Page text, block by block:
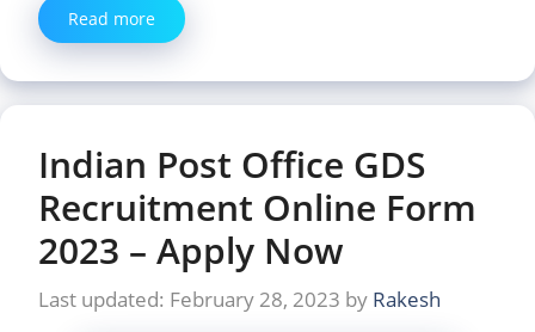
Read more
Indian Post Office GDS
Recruitment Online Form
2023 – Apply Now
February 28, 2023 by Rakesh